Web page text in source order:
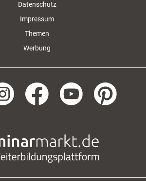
Datenschutz
Impressum
Themen
Werbung